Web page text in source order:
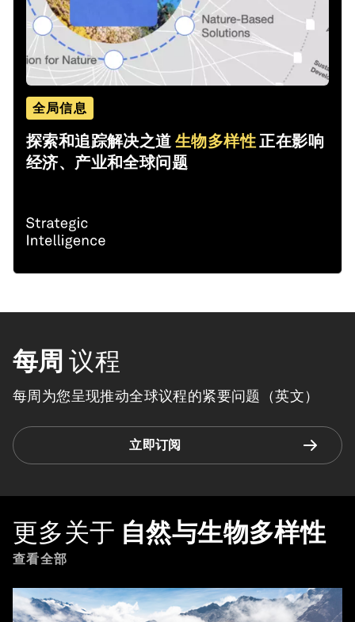
全局信息
探索和追踪解决之道生物多样性正在影响
经济、产业和全球问题
每周 议程
每周为您呈现推动全球议程的紧要问题（英文）
立即订阅
更多关于 自然与生物多样性
查看全部